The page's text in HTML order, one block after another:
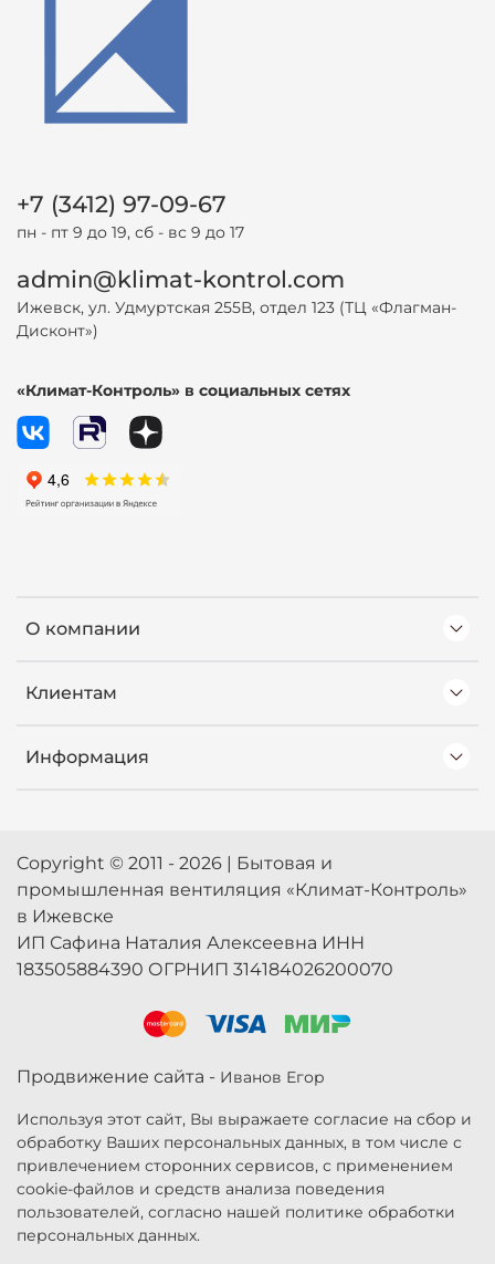
О компании
Клиентам
Информация
+7 (3412) 97-09-67
пн - пт 9 до 19, сб - вс 9 до 17
admin@klimat-kontrol.com
Ижевск, ул. Удмуртская 255В, отдел 123 (ТЦ «Флагман-
Дисконт»)
«Климат-Контроль» в социальных сетях
Copyright © 2011 - 2026 | Бытовая и
промышленная вентиляция «Климат-Контроль»
в Ижевске
ИП Сафина Наталия Алексеевна ИНН
183505884390 ОГРНИП 314184026200070
Продвижение сайта - Иванов Егор
Используя этот сайт, Вы выражаете согласие на сбор и
обработку Ваших персональных данных, в том числе с
привлечением сторонних сервисов, с применением
cookie-файлов и средств анализа поведения
пользователей, согласно нашей политике обработки
персональных данных.